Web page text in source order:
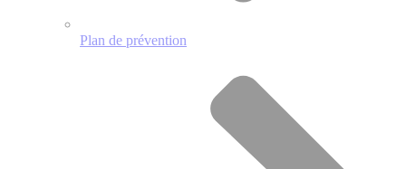
Plan de prévention